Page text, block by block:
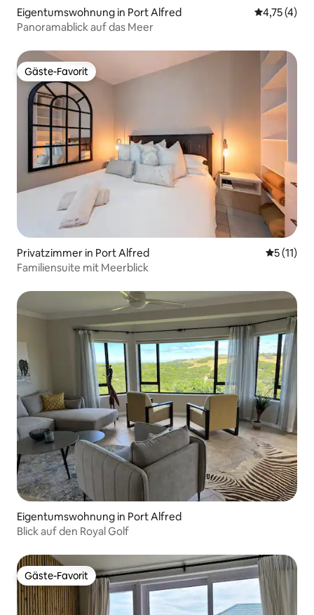
Eigentumswohnung in Port Alfred
4,75 (4)
Panoramablick auf das Meer
Gäste-Favorit
Gäste-Favorit
Privatzimmer in Port Alfred
5 (11)
Familiensuite mit Meerblick
Eigentumswohnung in Port Alfred
Blick auf den Royal Golf
Gäste-Favorit
Gäste-Favorit